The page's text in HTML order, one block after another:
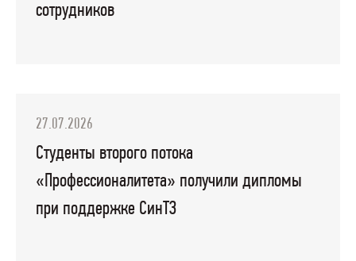
сотрудников
27.07.2026
Студенты второго потока
«Профессионалитета» получили дипломы
при поддержке СинТЗ